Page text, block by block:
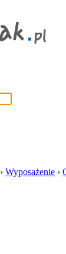
› Wyposażenie ›